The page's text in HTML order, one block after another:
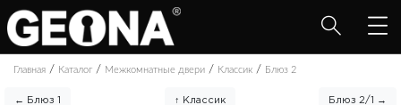
Главная / Каталог / Межкомнатные двери / Классик / Блюз 2
← Блюз 1 ↑ Классик Блюз 2/1 →